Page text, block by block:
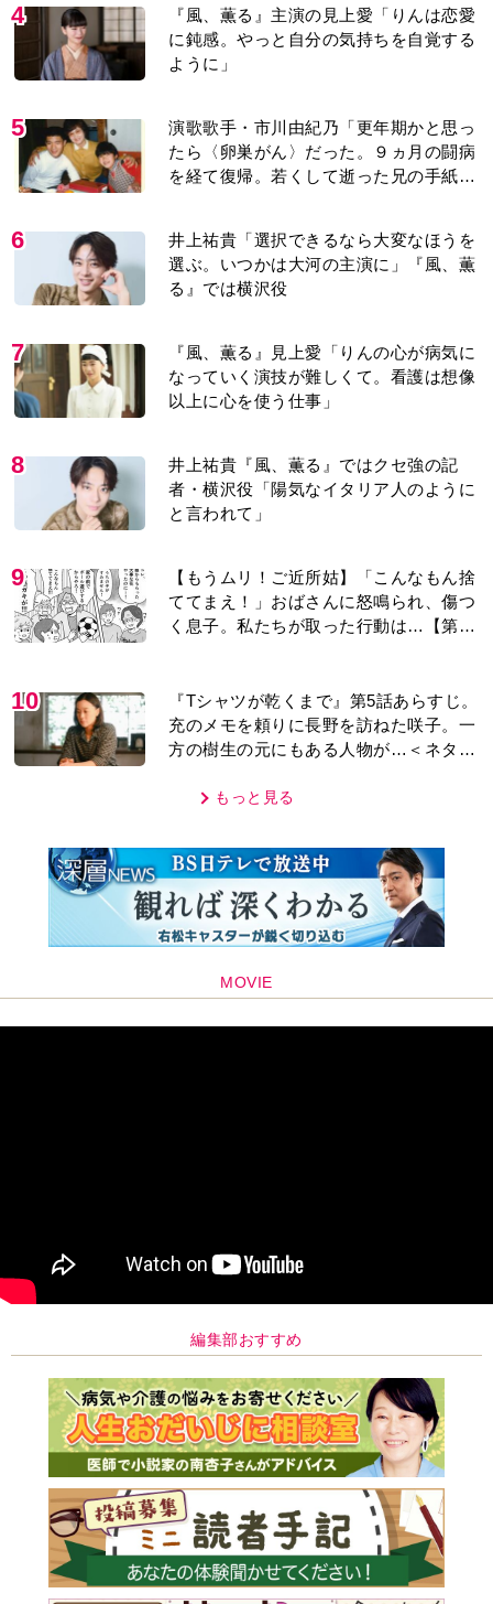
4
『風、薫る』主演の見上愛「りんは恋愛
に鈍感。やっと自分の気持ちを自覚する
ように」
5
演歌歌手・市川由紀乃「更年期かと思っ
たら〈卵巣がん〉だった。９ヵ月の闘病
を経て復帰。若くして逝った兄の手紙を
6
井上祐貴「選択できるなら大変なほうを
選ぶ。いつかは大河の主演に」『風、薫
る』では横沢役
7
『風、薫る』見上愛「りんの心が病気に
なっていく演技が難しくて。看護は想像
以上に心を使う仕事」
8
井上祐貴『風、薫る』ではクセ強の記
者・横沢役「陽気なイタリア人のように
と言われて」
9
【もうムリ！ご近所姑】「こんなもん捨
ててまえ！」おばさんに怒鳴られ、傷つ
く息子。私たちが取った行動は…【第3
10
『Tシャツが乾くまで』第5話あらすじ。
充のメモを頼りに長野を訪ねた咲子。一
方の樹生の元にもある人物が…＜ネタバ
もっと見る
MOVIE
編集部おすすめ